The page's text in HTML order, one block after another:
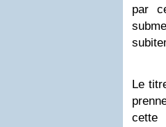
par
Le
cette